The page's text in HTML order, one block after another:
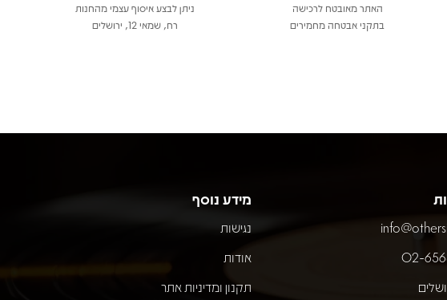
האתר מאובטח לרכישה
בתקני אבטחה מחמירים
ניתן לבצע איסוף עצמי מהחנות
רח, שמאי 12, ירושלים
מידע נוסף
נגישות
אודות
תקנון ומדיניות אתר